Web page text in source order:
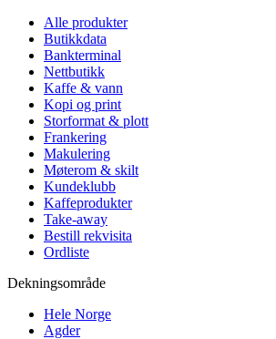
Alle produkter
Butikkdata
Bankterminal
Nettbutikk
Kaffe & vann
Kopi og print
Storformat & plott
Frankering
Makulering
Møterom & skilt
Kundeklubb
Kaffeprodukter
Take-away
Bestill rekvisita
Ordliste
Dekningsområde
Hele Norge
Agder